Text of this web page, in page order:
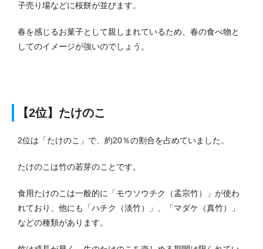
子売り場などに桜餅が並びます。
春を感じるお菓子として親しまれているため、春の食べ物と
してのイメージが強いのでしょう。
【2位】たけのこ
2位は「たけのこ」で、約20％の割合を占めていました。
たけのこは竹の若芽のことです。
食用たけのこは一般的に「モウソウチク（孟宗竹）」が使わ
れており、他にも「ハチク（淡竹）」、「マダケ（真竹）」
などの種類があります。